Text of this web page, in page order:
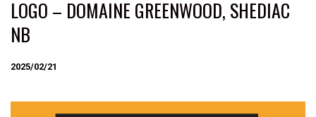
LOGO – DOMAINE GREENWOOD, SHEDIAC
NB
2025/02/21